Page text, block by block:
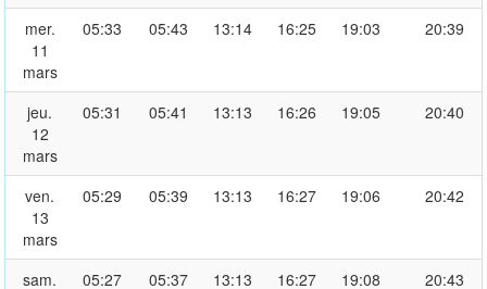
mer.
11
mars
05:33 05:43 13:14 16:25 19:03 20:39
jeu.
12
mars
05:31 05:41 13:13 16:26 19:05 20:40
ven.
13
mars
05:29 05:39 13:13 16:27 19:06 20:42
sam.
05:27 05:37 13:13 16:27 19:08 20:43